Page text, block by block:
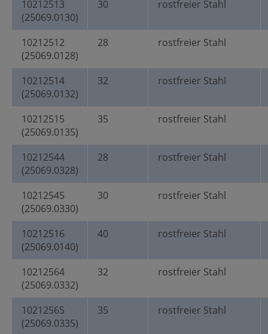
10212513
(25069.0130)
30 rostfreier Stahl
10212512
(25069.0128)
28 rostfreier Stahl
10212514
(25069.0132)
32 rostfreier Stahl
10212515
(25069.0135)
35 rostfreier Stahl
10212544
(25069.0328)
28 rostfreier Stahl
10212545
(25069.0330)
30 rostfreier Stahl
10212516
(25069.0140)
40 rostfreier Stahl
10212564
(25069.0332)
32 rostfreier Stahl
10212565
(25069.0335)
35 rostfreier Stahl